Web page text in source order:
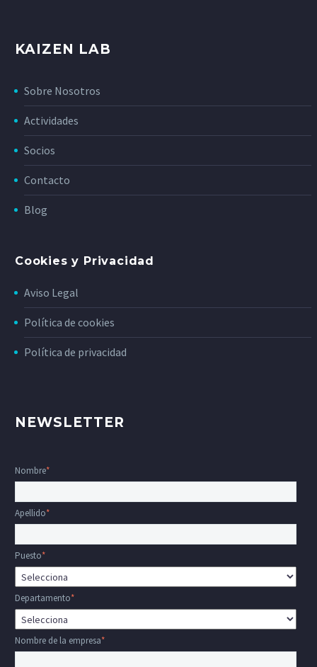
KAIZEN LAB
Sobre Nosotros
Actividades
Socios
Contacto
Blog
Cookies y Privacidad
Aviso Legal
Política de cookies
Política de privacidad
NEWSLETTER
Nombre*
Apellido*
Puesto*
Departamento*
Nombre de la empresa*